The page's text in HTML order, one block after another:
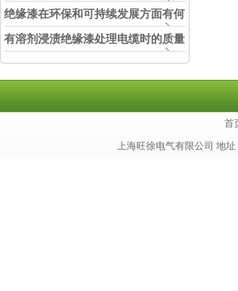
中的实际应用效果
绝缘漆在环保和可持续发展方面有何
考虑？
有溶剂浸渍绝缘漆处理电缆时的质量
和安全性考虑因素
首
上海旺徐电气有限公司 地